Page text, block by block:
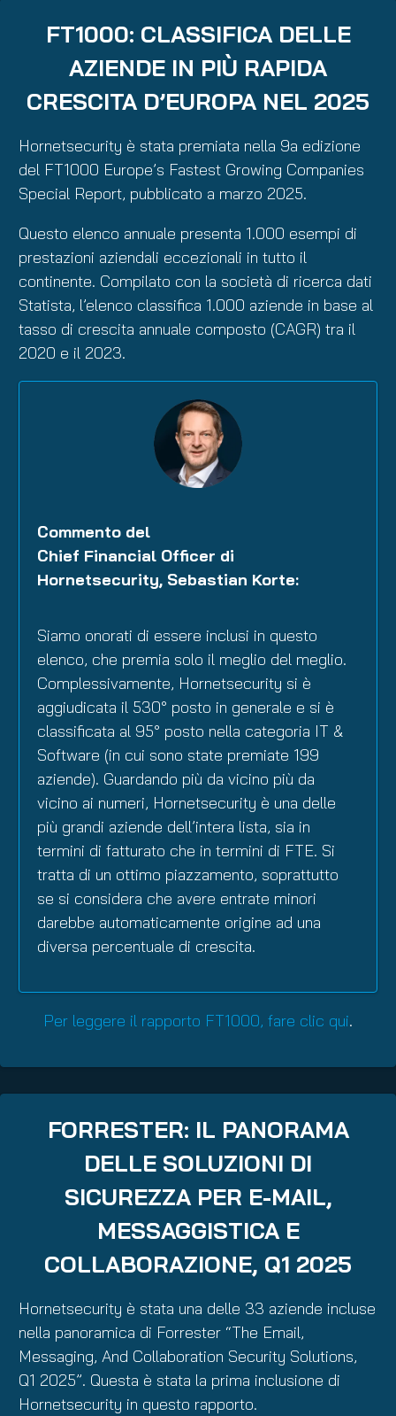
FT1000: CLASSIFICA DELLE
AZIENDE IN PIÙ RAPIDA
CRESCITA D’EUROPA NEL 2025
Hornetsecurity è stata premiata nella 9a edizione
del FT1000 Europe’s Fastest Growing Companies
Special Report, pubblicato a marzo 2025.
Questo elenco annuale presenta 1.000 esempi di
prestazioni aziendali eccezionali in tutto il
continente. Compilato con la società di ricerca dati
Statista, l’elenco classifica 1.000 aziende in base al
tasso di crescita annuale composto (CAGR) tra il
2020 e il 2023.
Commento del
Chief Financial Officer di
Hornetsecurity, Sebastian Korte:
Siamo onorati di essere inclusi in questo
elenco, che premia solo il meglio del meglio.
Complessivamente, Hornetsecurity si è
aggiudicata il 530° posto in generale e si è
classificata al 95° posto nella categoria IT &
Software (in cui sono state premiate 199
aziende). Guardando più da vicino più da
vicino ai numeri, Hornetsecurity è una delle
più grandi aziende dell’intera lista, sia in
termini di fatturato che in termini di FTE. Si
tratta di un ottimo piazzamento, soprattutto
se si considera che avere entrate minori
darebbe automaticamente origine ad una
diversa percentuale di crescita.
Per leggere il rapporto FT1000, fare clic qui.
FORRESTER: IL PANORAMA
DELLE SOLUZIONI DI
SICUREZZA PER E-MAIL,
MESSAGGISTICA E
COLLABORAZIONE, Q1 2025
Hornetsecurity è stata una delle 33 aziende incluse
nella panoramica di Forrester “The Email,
Messaging, And Collaboration Security Solutions,
Q1 2025”. Questa è stata la prima inclusione di
Hornetsecurity in questo rapporto.